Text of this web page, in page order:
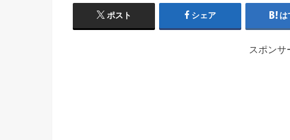
ポスト シェア は
スポンサ